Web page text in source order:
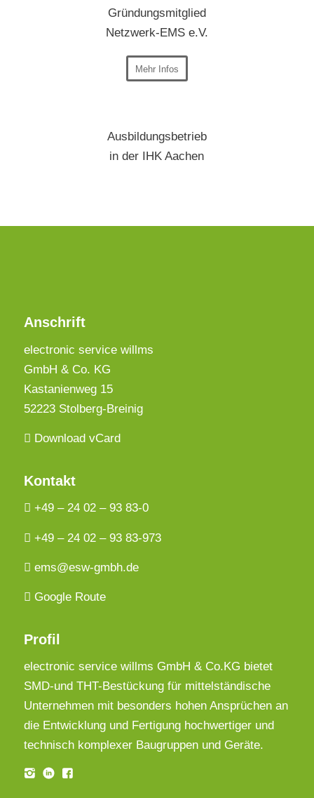
Gründungsmitglied
Netzwerk-EMS e.V.
Mehr Infos
Ausbildungsbetrieb
in der IHK Aachen
Anschrift
electronic service willms
GmbH & Co. KG
Kastanienweg 15
52223 Stolberg-Breinig
Download vCard
Kontakt
+49 – 24 02 – 93 83-0
+49 – 24 02 – 93 83-973
ems@esw-gmbh.de
Google Route
Profil
electronic service willms GmbH & Co.KG bietet
SMD-und THT-Bestückung für mittelständische
Unternehmen mit besonders hohen Ansprüchen an
die Entwicklung und Fertigung hochwertiger und
technisch komplexer Baugruppen und Geräte.